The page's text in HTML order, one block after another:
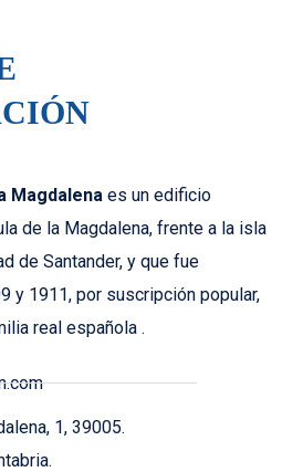
Magdalena es un edificio
de la Magdalena, frente a la isla
de Santander, y que fue
y 1911, por suscripción popular,
real española .
1, 39005.